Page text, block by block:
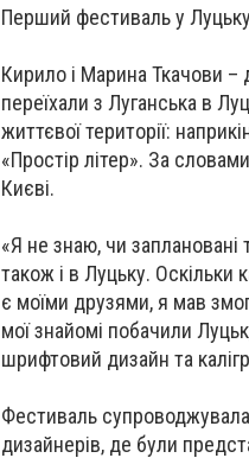
Перший фестиваль у Луцьку
Кирило і Марина Ткачови –
переїхали з Луганська в
життєвої території:
«Простір літер». За
Києві.
«Я не знаю, чи заплановані
також і в Луцьку. Оскільки
є моїми друзями, я мав
мої знайомі побачили
шрифтовий дизайн та
Фестиваль супроводжувала
дизайнерів, де були